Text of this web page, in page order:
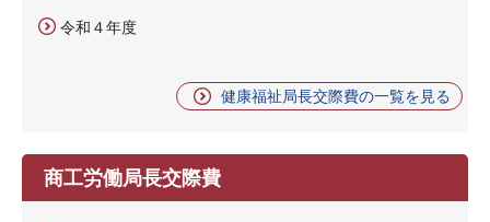
令和４年度
健康福祉局長交際費の一覧を見る
商工労働局長交際費